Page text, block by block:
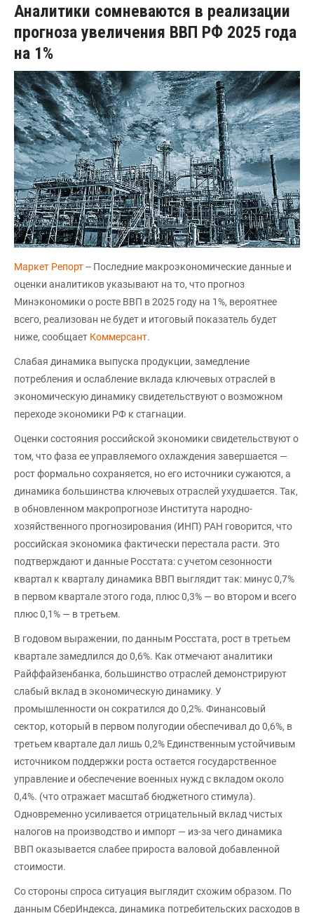
Аналитики сомневаются в реализации
прогноза увеличения ВВП РФ 2025 года
на 1%
Маркет Репорт-- Последние макроэкономические данные и
оценки аналитиков указывают на то, что прогноз
Минэкономики о росте ВВП в 2025 году на 1%, вероятнее
всего, реализован не будет и итоговый показатель будет
ниже, сообщает Коммерсант.
Слабая динамика выпуска продукции, замедление
потребления и ослабление вклада ключевых отраслей в
экономическую динамику свидетельствуют о возможном
переходе экономики РФ к стагнации.
Оценки состояния российской экономики свидетельствуют о
том, что фаза ее управляемого охлаждения завершается —
рост формально сохраняется, но его источники сужаются, а
динамика большинства ключевых отраслей ухудшается. Так,
в обновленном макропрогнозе Института народно-
хозяйственного прогнозирования (ИНП) РАН говорится, что
российская экономика фактически перестала расти. Это
подтверждают и данные Росстата: с учетом сезонности
квартал к кварталу динамика ВВП выглядит так: минус 0,7%
в первом квартале этого года, плюс 0,3% — во втором и всего
плюс 0,1% — в третьем.
В годовом выражении, по данным Росстата, рост в третьем
квартале замедлился до 0,6%. Как отмечают аналитики
Райффайзенбанка, большинство отраслей демонстрируют
слабый вклад в экономическую динамику. У
промышленности он сократился до 0,2%. Финансовый
сектор, который в первом полугодии обеспечивал до 0,6%, в
третьем квартале дал лишь 0,2% Единственным устойчивым
источником поддержки роста остается государственное
управление и обеспечение военных нужд с вкладом около
0,4%. (что отражает масштаб бюджетного стимула).
Одновременно усиливается отрицательный вклад чистых
налогов на производство и импорт — из-за чего динамика
ВВП оказывается слабее прироста валовой добавленной
стоимости.
Со стороны спроса ситуация выглядит схожим образом. По
данным СберИндекса, динамика потребительских расходов в